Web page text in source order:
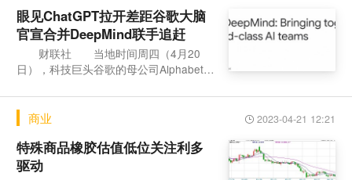
眼见ChatGPT拉开差距谷歌大脑
官宣合并DeepMind联手追赶
财联社 当地时间周四（4月20
日），科技巨头谷歌的母公司Alphabet首
布，公司将合并“
2023-04-21 12:21
商业
特殊商品橡胶估值低位关注利多
驱动